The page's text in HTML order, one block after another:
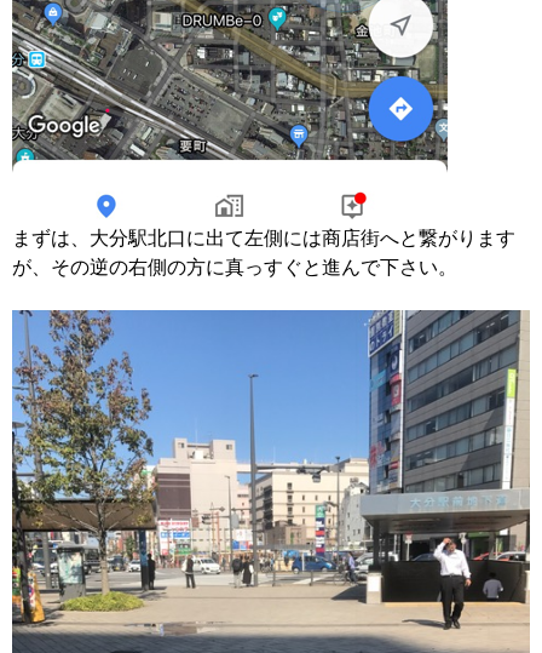
まずは、大分駅北口に出て左側には商店街へと繋がります
が、その逆の右側の方に真っすぐと進んで下さい。